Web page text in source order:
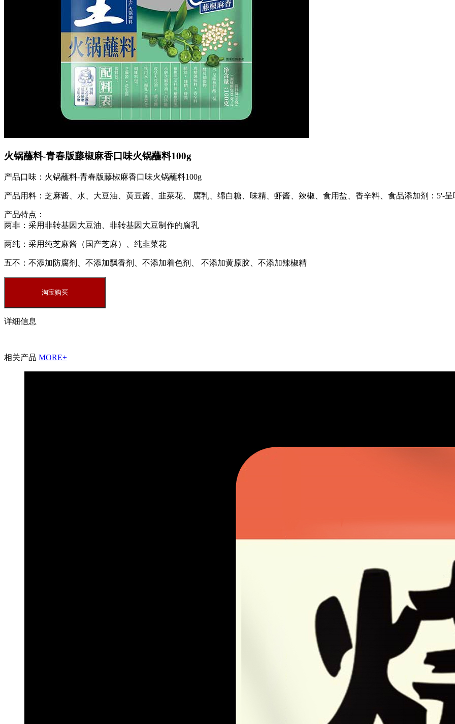
火锅蘸料-青春版藤椒麻香口味火锅蘸料100g
产品口味： 火锅蘸料-青春版藤椒麻香口味火锅蘸料100g
产品用料： 芝麻酱、水、大豆油、黄豆酱、韭菜花、 腐乳、绵白糖、味精、虾酱、辣椒、食用盐、香辛料、食品添加剂：5'-
产品特点：
两非： 采用非转基因大豆油、非转基因大豆制作的腐乳
两纯： 采用纯芝麻酱（国产芝麻）、纯韭菜花
五不： 不添加防腐剂、不添加飘香剂、不添加着色剂、 不添加黄原胶、不添加辣椒精
详细信息
相关产品 MORE+